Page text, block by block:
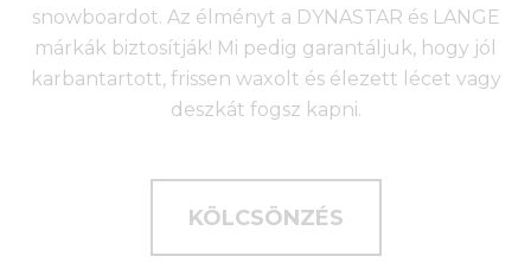
snowboardot. Az élményt a DYNASTAR és LANGE
márkák biztosítják! Mi pedig garantáljuk, hogy jól
karbantartott, frissen waxolt és élezett lécet vagy
deszkát fogsz kapni.
KÖLCSÖNZÉS